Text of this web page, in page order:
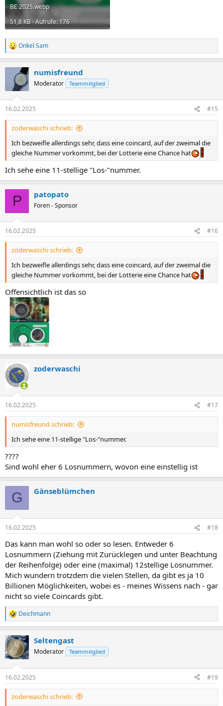
BE 2025.webp
51,8 KB · Aufrufe: 176
R
e
e
n
Onkel Sam
numisfreund
Moderator Teammitglied
16.02.2025 #15
zoderwaschi schrieb:
Ich bezweifle allerdings sehr, dass eine coincard, auf der zweimal die
gleiche Nummer vorkommt, bei der Lotterie eine Chance hat
Ich sehe eine 11-stellige "Los-"nummer.
P patopato
Foren - Sponsor
16.02.2025 #16
zoderwaschi schrieb:
Ich bezweifle allerdings sehr, dass eine coincard, auf der zweimal die
gleiche Nummer vorkommt, bei der Lotterie eine Chance hat
Offensichtlich ist das so
zoderwaschi
16.02.2025 #17
numisfreund schrieb:
Ich sehe eine 11-stellige "Los-"nummer.
????
Sind wohl eher 6 Losnummern, wovon eine einstellig ist
G Gänseblümchen
16.02.2025 #18
Das kann man wohl so oder so lesen. Entweder 6
Losnummern (Ziehung mit Zurücklegen und unter Beachtung
der Reihenfolge) oder eine (maximal) 12stellige Losnummer.
Mich wundern trotzdem die vielen Stellen, da gibt es ja 10
Billionen Möglichkeiten, wobei es - meines Wissens nach - gar
nicht so viele Coincards gibt.
R
e
k
t
i
e
n
Deichmann
Seltengast
Moderator Teammitglied
16.02.2025 #19
zoderwaschi schrieb: